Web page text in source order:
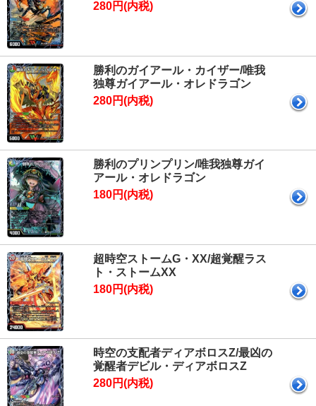
280円(内税)
勝利のガイアール・カイザー/唯我
独尊ガイアール・オレドラゴン
280円(内税)
勝利のプリンプリン/唯我独尊ガイ
アール・オレドラゴン
180円(内税)
超時空ストームG・XX/超覚醒ラス
ト・ストームXX
180円(内税)
時空の支配者ディアボロスZ/最凶の
覚醒者デビル・ディアボロスZ
280円(内税)